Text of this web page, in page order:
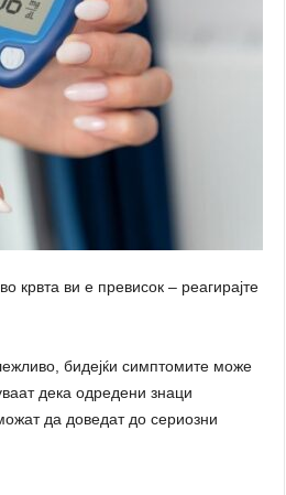
крвта ви е превисок – реагирајте
бидејќи симптомите може
дека одредени знаци
да доведат до сериозни